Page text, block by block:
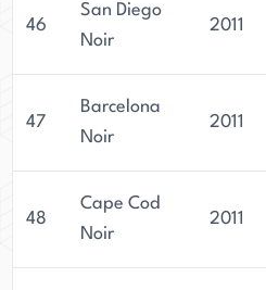
46
San Diego
Noir
2011
47
Barcelona
Noir
2011
48
Cape Cod
Noir
2011